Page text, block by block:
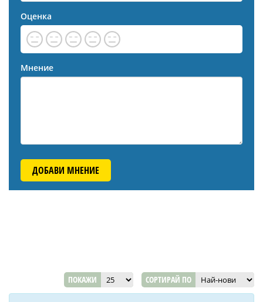
Оценка
Мнение
ДОБАВИ МНЕНИЕ
ПОКАЖИ СОРТИРАЙ ПО